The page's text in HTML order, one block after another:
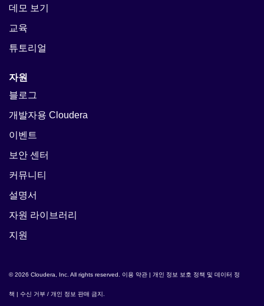
데모 보기
교육
튜토리얼
자원
블로그
개발자용 Cloudera
이벤트
보안 센터
커뮤니티
설명서
자원 라이브러리
지원
© 2026 Cloudera, Inc. All rights reserved. 이용 약관 개인 정보 보호 정책 및 데이터 정
책 수신 거부 / 개인 정보 판매 금지 .